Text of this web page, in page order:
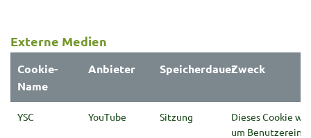
Externe Medien
Cookie-
Name
Anbieter SpeicherdauerZweck
YSC YouTube Sitzung
Dieses Cookie
um